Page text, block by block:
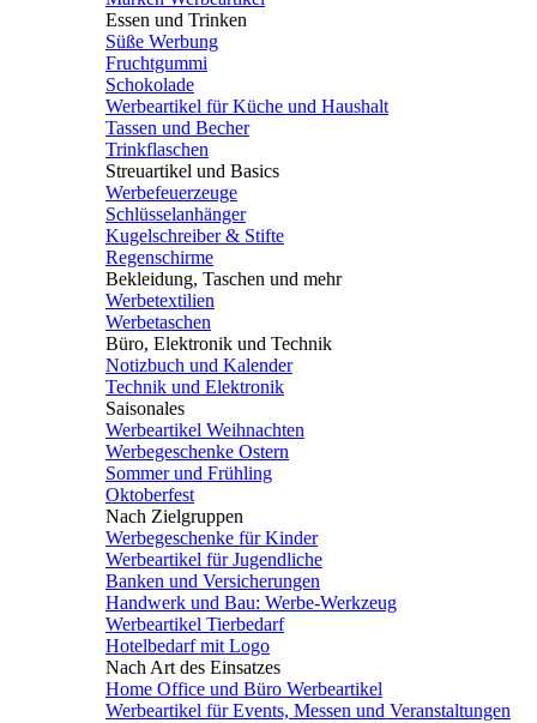
Essen und Trinken
Süße Werbung
Fruchtgummi
Schokolade
Werbeartikel für Küche und Haushalt
Tassen und Becher
Trinkflaschen
Streuartikel und Basics
Werbefeuerzeuge
Schlüsselanhänger
Kugelschreiber & Stifte
Regenschirme
Bekleidung, Taschen und mehr
Werbetextilien
Werbetaschen
Büro, Elektronik und Technik
Notizbuch und Kalender
Technik und Elektronik
Saisonales
Werbeartikel Weihnachten
Werbegeschenke Ostern
Sommer und Frühling
Oktoberfest
Nach Zielgruppen
Werbegeschenke für Kinder
Werbeartikel für Jugendliche
Banken und Versicherungen
Handwerk und Bau: Werbe-Werkzeug
Werbeartikel Tierbedarf
Hotelbedarf mit Logo
Nach Art des Einsatzes
Home Office und Büro Werbeartikel
Werbeartikel für Events, Messen und Veranstaltungen